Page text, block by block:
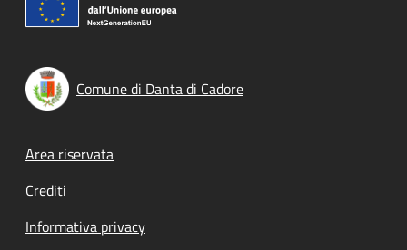
Comune di Danta di Cadore
Footer menu
Area riservata
Crediti
Informativa privacy